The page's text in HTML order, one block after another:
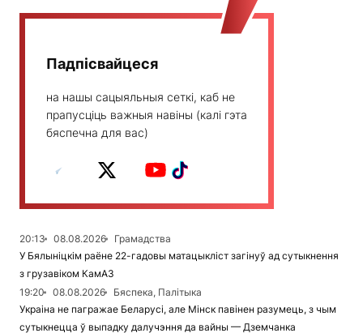
Падпісвайцеся
на нашы сацыяльныя сеткі, каб не
прапусціць важныя навіны (калі гэта
бяспечна для вас)
20:13 08.08.2026
Грамадства
У Бялыніцкім раёне 22-гадовы матацыкліст загінуў ад сутыкнення
з грузавіком КамАЗ
19:20
08.08.2026
Бяспека, Палітыка
Украіна не пагражае Беларусі, але Мінск павінен разумець, з чым
сутыкнецца ў выпадку далучэння да вайны — Дземчанка